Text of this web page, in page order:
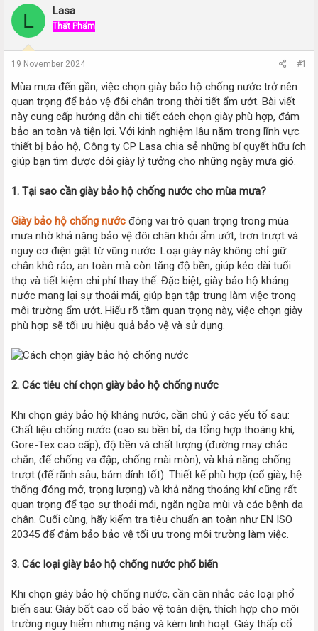
e
d
a
r
e
r
r
t
d
t
e
L Lasa
Thất Phẩm
19 November 2024 #1
Mùa mưa đến gần, việc chọn giày bảo hộ chống nước trở nên
quan trọng để bảo vệ đôi chân trong thời tiết ẩm ướt. Bài viết
này cung cấp hướng dẫn chi tiết cách chọn giày phù hợp, đảm
bảo an toàn và tiện lợi. Với kinh nghiệm lâu năm trong lĩnh vực
thiết bị bảo hộ, Công ty CP Lasa chia sẻ những bí quyết hữu ích
giúp bạn tìm được đôi giày lý tưởng cho những ngày mưa gió.
1. Tại sao cần giày bảo hộ chống nước cho mùa mưa?
Giày bảo hộ chống nước đóng vai trò quan trọng trong mùa
mưa nhờ khả năng bảo vệ đôi chân khỏi ẩm ướt, trơn trượt và
nguy cơ điện giật từ vũng nước. Loại giày này không chỉ giữ
chân khô ráo, an toàn mà còn tăng độ bền, giúp kéo dài tuổi
thọ và tiết kiệm chi phí thay thế. Đặc biệt, giày bảo hộ kháng
nước mang lại sự thoải mái, giúp bạn tập trung làm việc trong
môi trường ẩm ướt. Hiểu rõ tầm quan trọng này, việc chọn giày
phù hợp sẽ tối ưu hiệu quả bảo vệ và sử dụng.
2. Các tiêu chí chọn giày bảo hộ chống nước
Khi chọn giày bảo hộ kháng nước, cần chú ý các yếu tố sau:
Chất liệu chống nước (cao su bền bỉ, da tổng hợp thoáng khí,
Gore-Tex cao cấp), độ bền và chất lượng (đường may chắc
chắn, đế chống va đập, chống mài mòn), và khả năng chống
trượt (đế rãnh sâu, bám dính tốt). Thiết kế phù hợp (cổ giày, hệ
thống đóng mở, trọng lượng) và khả năng thoáng khí cũng rất
quan trọng để tạo sự thoải mái, ngăn ngừa mùi và các bệnh da
chân. Cuối cùng, hãy kiểm tra tiêu chuẩn an toàn như EN ISO
20345 để đảm bảo bảo vệ tối ưu trong môi trường làm việc.
3. Các loại giày bảo hộ chống nước phổ biến
Khi chọn giày bảo hộ chống nước, cần cân nhắc các loại phổ
biến sau: Giày bốt cao cổ bảo vệ toàn diện, thích hợp cho môi
trường nguy hiểm nhưng nặng và kém linh hoạt. Giày thấp cổ